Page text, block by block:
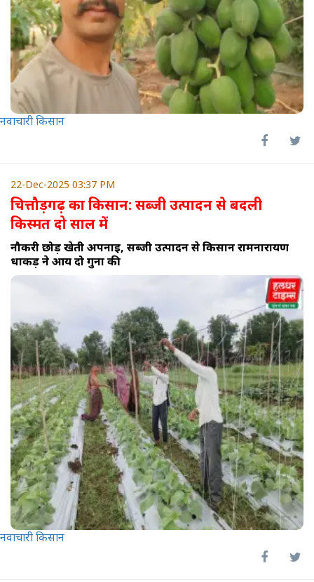
नवाचारी किसान
22-Dec-2025 03:37 PM
चित्तौड़गढ़ का किसान: सब्जी उत्पादन से बदली
किस्मत दो साल में
नौकरी छोड़ खेती अपनाई, सब्जी उत्पादन से किसान रामनारायण
धाकड़ ने आय दो गुना की
नवाचारी किसान